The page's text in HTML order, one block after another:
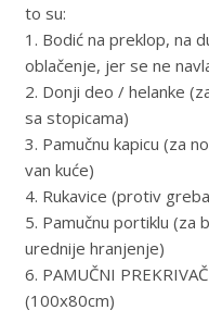
to su:
1. Bodić na preklop, na
oblačenje, jer se ne
2. Donji deo / helanke
sa stopicama)
3. Pamučnu kapicu (za
van kuće)
4. Rukavice (protiv
5. Pamučnu portiklu (za
urednije hranjenje)
6. PAMUČNI
(100x80cm)